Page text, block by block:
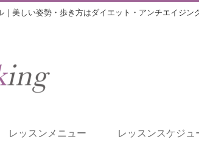
美しい姿勢・歩き方はダイエット・アンチエイジン
レッスンメニュー レッスンスケジュ